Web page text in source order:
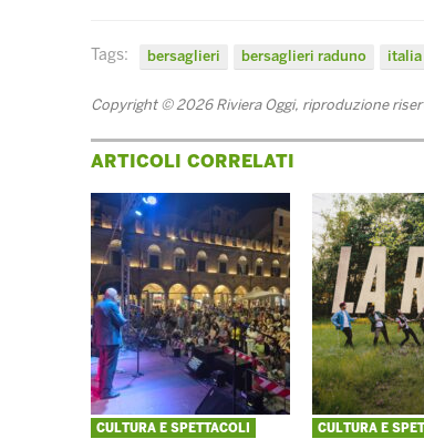
Tags: bersaglieri bersaglieri raduno italia
Copyright © 2026 Riviera Oggi, riproduzione
ARTICOLI CORRELATI
CULTURA E SPETTACOLI CULTURA E